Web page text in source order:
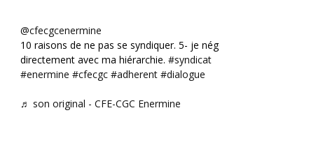
@cfecgcenermine
10 raisons de ne pas se syndiquer. 5- je négocie
directement avec ma hiérarchie. #syndicat
#enermine #cfecgc #adherent #dialogue
♬ son original - CFE-CGC Enermine